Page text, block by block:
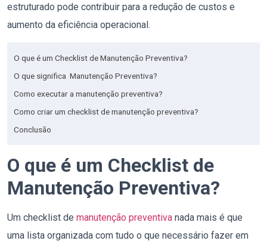
estruturado pode contribuir para a redução de custos e
aumento da eficiência operacional.
O que é um Checklist de Manutenção Preventiva?
O que significa Manutenção Preventiva?
Como executar a manutenção preventiva?
Como criar um checklist de manutenção preventiva?
Conclusão
O que é um Checklist de
Manutenção Preventiva?
Um checklist de manutenção preventiva nada mais é que
uma lista organizada com tudo o que necessário fazer em